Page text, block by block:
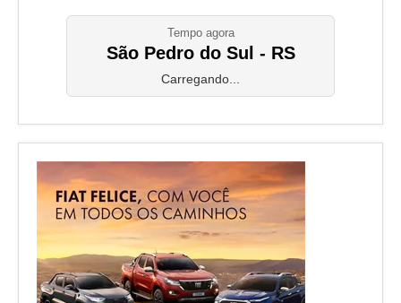
Tempo agora
São Pedro do Sul - RS
Carregando...